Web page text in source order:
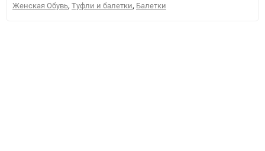
Женская Обувь, Туфли и балетки, Балетки